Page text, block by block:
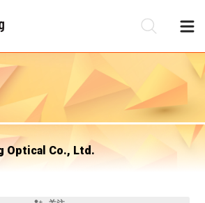
Optical Co., Ltd.